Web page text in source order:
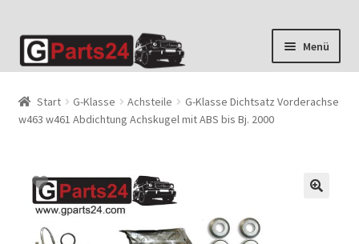
Zur
Navigation
Zum
Inhalt
Menü
Start G-Klasse Achsteile
G-Klasse Dichtsatz Vorderachse
w463 w461 Abdichtung Achskugel mit ABS bis Bj. 2000